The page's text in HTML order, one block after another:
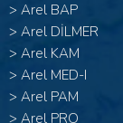
> Arel BAP
> Arel DİLMER
> Arel KAM
> Arel MED-I
> Arel PAM
> Arel PRO